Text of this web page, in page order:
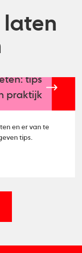
laten
tips
praktijk
en er van te
tips.